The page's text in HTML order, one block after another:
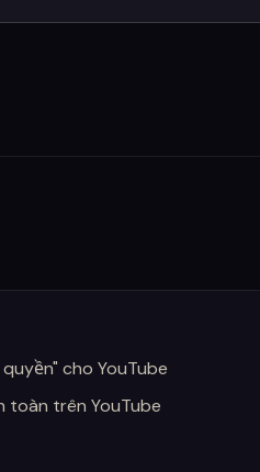
cho YouTube
toàn trên YouTube